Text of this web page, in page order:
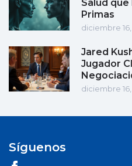
Salud
Primas
diciembre
Jared
Jugador
diciembre
Síguenos